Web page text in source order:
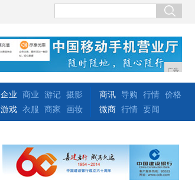
广告
企业 商业 游记 摄影
游戏 衣服 商家 画妆
商讯 导购 行情 价格
微商 行情 要闻